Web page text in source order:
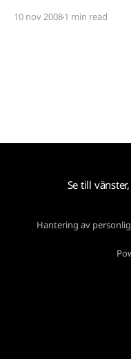
som svarar på frågor
10 nov 20081 min read
Se till
Hantering av